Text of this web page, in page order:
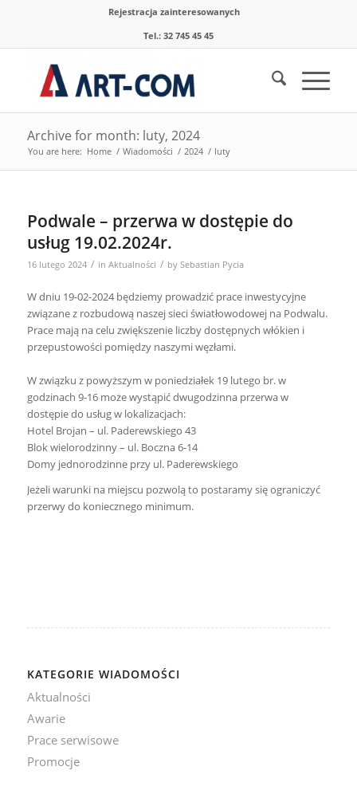
Rejestracja zainteresowanych
Tel.: 32 745 45 45
Archive for month: luty, 2024
You are here: Home / Wiadomości / 2024 / luty
Podwale – przerwa w dostępie do
usług 19.02.2024r.
16 lutego 2024 / in Aktualności / by Sebastian Pycia
W dniu 19-02-2024 będziemy prowadzić prace inwestycyjne
związane z rozbudową naszej sieci światłowodowej na Podwalu.
Prace mają na celu zwiększenie liczby dostępnych włókien i
przepustowości pomiędzy naszymi węzłami.
W związku z powyższym w poniedziałek 19 lutego br. w
godzinach 9-16 może wystąpić dwugodzinna przerwa w
dostępie do usług w lokalizacjach:
Hotel Brojan – ul. Paderewskiego 43
Blok wielorodzinny – ul. Boczna 6-14
Domy jednorodzinne przy ul. Paderewskiego
Jeżeli warunki na miejscu pozwolą to postaramy się ograniczyć
przerwy do koniecznego minimum.
KATEGORIE WIADOMOŚCI
Aktualności
Awarie
Prace serwisowe
Promocje